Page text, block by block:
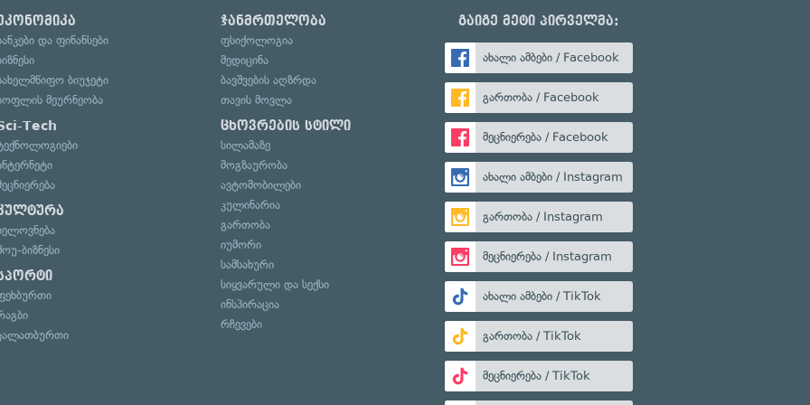
და ფინანსები
ბიუჯეტი
მეურნეობა
Tech
ბიზნესი
ჯანმრთელობა
ფსიქოლოგია
მედიცინა
ბავშვების აღზრდა
თავის მოვლა
ცხოვრების სტილი
სილამაზე
მოგზაურობა
ავტომობილები
კულინარია
გართობა
იუმორი
სამსახური
სიყვარული და სექსი
ინსპირაცია
რჩევები
გაიგე მეტი პირველმა:
ახალი ამბები / Facebook
გართობა / Facebook
მეცნიერება / Facebook
ახალი ამბები / Instagram
გართობა / Instagram
მეცნიერება / Instagram
ახალი ამბები / TikTok
გართობა / TikTok
მეცნიერება / TikTok